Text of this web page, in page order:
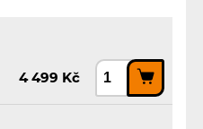
4 499 Kč